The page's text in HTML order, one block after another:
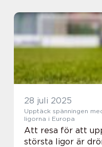
28 juli 2025
Upptäck spänningen
ligorna i Europa
Att resa för att
största ligor är